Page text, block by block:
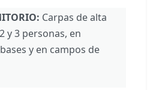
Carpas de alta
y 3 personas, en
y en campos de